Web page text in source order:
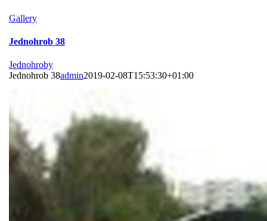
Gallery
Jednohrob 38
Jednohroby
Jednohrob 38admin2019-02-08T15:53:30+01:00